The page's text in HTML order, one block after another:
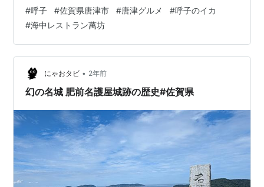
りしました 前の日でようやく溶けていく気がしてたから
(^_^;) だからね、その週はもうゆっくりデイだなぁと思っ
ていたのですよ でも、みるみるうちに午前中で雪が溶
け、昼からは車でも普通に動けるようになりまして それ
で、ちょっとドライブでもするか？ っていう話になった
んですよね こん…
#呼子 #佐賀県唐津市 #唐津グルメ #呼子のイカ
#海中レストラン萬坊
にゃおタビ • 2年前
幻の名城 肥前名護屋城跡の歴史#佐賀県